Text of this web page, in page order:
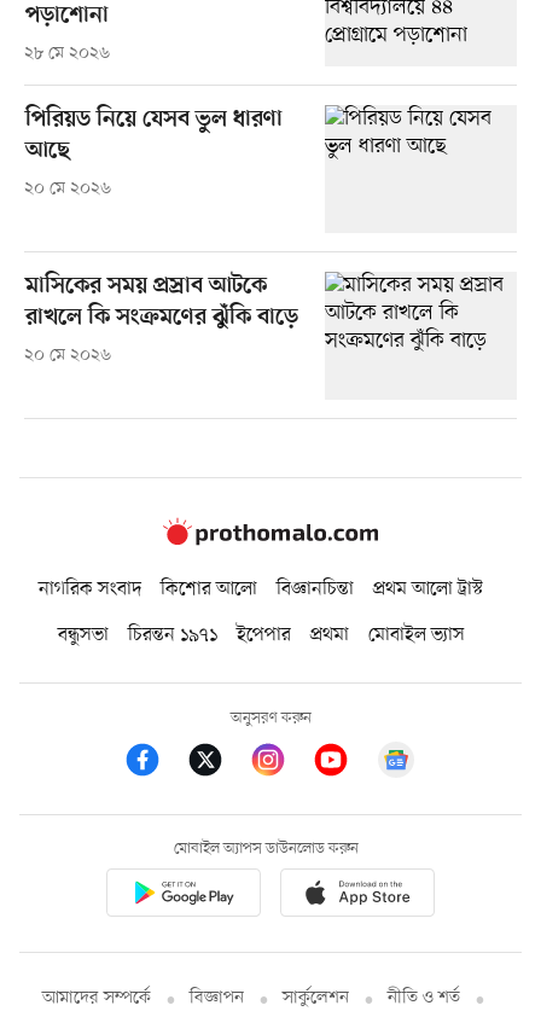
পড়াশোনা
২৮ মে ২০২৬
পিরিয়ড নিয়ে যেসব ভুল ধারণা
আছে
২০ মে ২০২৬
মাসিকের সময় প্রস্রাব আটকে
রাখলে কি সংক্রমণের ঝুঁকি বাড়ে
২০ মে ২০২৬
নাগরিক সংবাদ কিশোর আলো বিজ্ঞানচিন্তা
প্রথম আলো ট্রাস্ট
বন্ধুসভা
চিরন্তন ১৯৭১ ইপেপার প্রথমা মোবাইল ভ্যাস
অনুসরণ করুন
মোবাইল অ্যাপস ডাউনলোড করুন
আমাদের সম্পর্কে বিজ্ঞাপন সার্কুলেশন নীতি ও শর্ত